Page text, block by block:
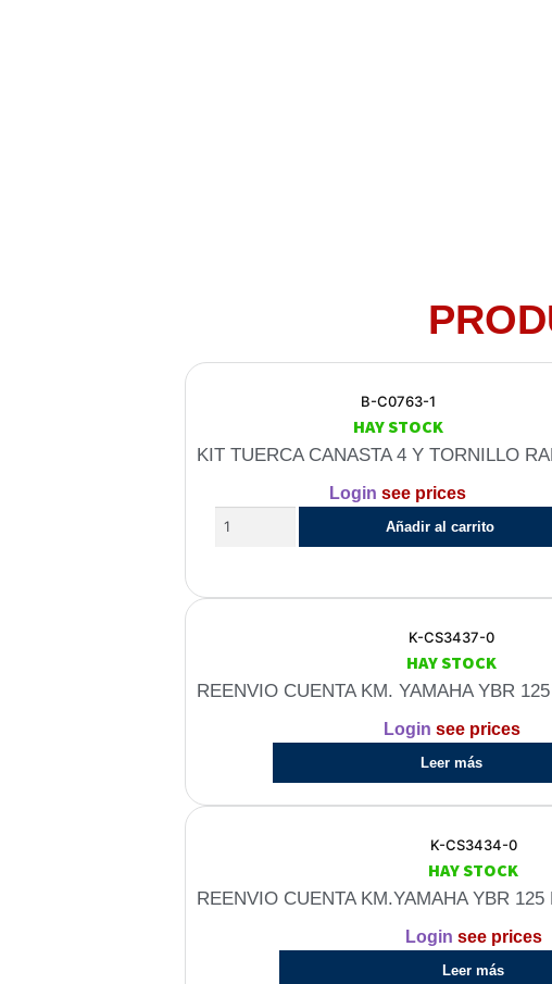
B-C0763-1
HAY STOCK
KIT TUERCA CANASTA 4 Y TORNILLO
Login see prices
Añadir al carrito
K-CS3437-0
HAY STOCK
REENVIO CUENTA KM. YAMAHA YBR
Login see prices
Leer más
K-CS3434-0
HAY STOCK
REENVIO CUENTA KM.YAMAHA YBR
Login see prices
Leer más